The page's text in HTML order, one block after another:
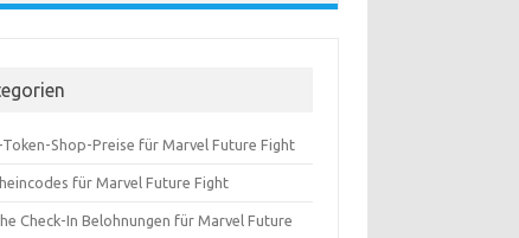
Token-Shop-Preise für Marvel Future Fight
für Marvel Future Fight
Check-In Belohnungen für Marvel Future